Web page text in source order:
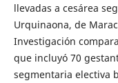
llevadas a cesárea
Urquinaona, de
Investigación
que incluyó 70
segmentaria electiva